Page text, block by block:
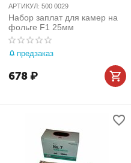
АРТИКУЛ: 500 0029
Набор заплат для камер на
фольге F1 25мм
предзаказ
678₽